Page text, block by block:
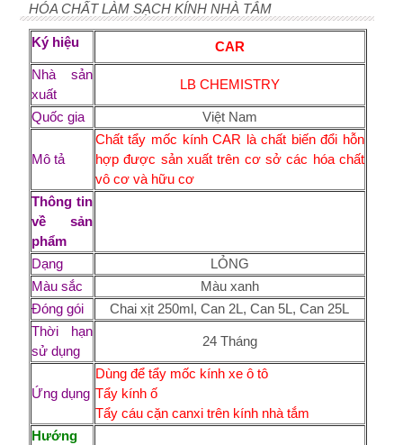
HÓA CHẤT LÀM SẠCH KÍNH NHÀ TẮM
Ký hiệu
CAR
Nhà sản
xuất
LB CHEMISTRY
Quốc gia Việt Nam
Mô tả
Chất tẩy mốc kính CAR là chất biến đổi hỗn
hợp được sản xuất trên cơ sở các hóa chất
vô cơ và hữu cơ
Thông tin
về sản
phẩm
Dạng
LỎNG
Màu sắc
Màu xanh
Đóng gói
Chai xịt 250ml, Can 2L, Can 5L, Can 25L
Thời hạn
sử dụng
24 Tháng
Ứng dụng
Dùng để tẩy mốc kính xe ô tô
Tẩy kính ố
Tẩy cáu cặn canxi trên kính nhà tắm
Hướng